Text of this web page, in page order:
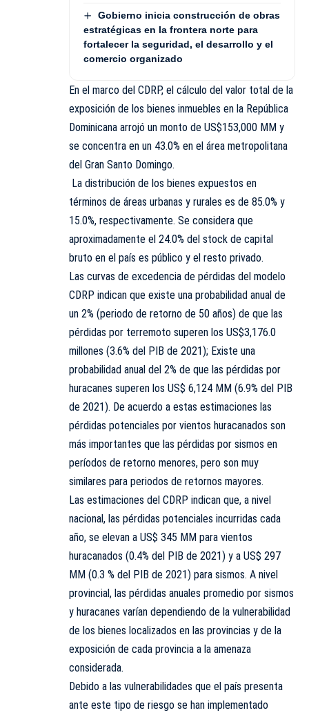
Gobierno inicia construcción de obras
estratégicas en la frontera norte para
fortalecer la seguridad, el desarrollo y el
comercio organizado
En el marco del CDRP, el cálculo del valor total de la
exposición de los bienes inmuebles en la República
Dominicana arrojó un monto de US$153,000 MM y
se concentra en un 43.0% en el área metropolitana
del Gran Santo Domingo.
La distribución de los bienes expuestos en
términos de áreas urbanas y rurales es de 85.0% y
15.0%, respectivamente. Se considera que
aproximadamente el 24.0% del stock de capital
bruto en el país es público y el resto privado.
Las curvas de excedencia de pérdidas del modelo
CDRP indican que existe una probabilidad anual de
un 2% (periodo de retorno de 50 años) de que las
pérdidas por terremoto superen los US$3,176.0
millones (3.6% del PIB de 2021); Existe una
probabilidad anual del 2% de que las pérdidas por
huracanes superen los US$ 6,124 MM (6.9% del PIB
de 2021). De acuerdo a estas estimaciones las
pérdidas potenciales por vientos huracanados son
más importantes que las pérdidas por sismos en
períodos de retorno menores, pero son muy
similares para periodos de retornos mayores.
Las estimaciones del CDRP indican que, a nivel
nacional, las pérdidas potenciales incurridas cada
año, se elevan a US$ 345 MM para vientos
huracanados (0.4% del PIB de 2021) y a US$ 297
MM (0.3 % del PIB de 2021) para sismos. A nivel
provincial, las pérdidas anuales promedio por sismos
y huracanes varían dependiendo de la vulnerabilidad
de los bienes localizados en las provincias y de la
exposición de cada provincia a la amenaza
considerada.
Debido a las vulnerabilidades que el país presenta
ante este tipo de riesgo se han implementado